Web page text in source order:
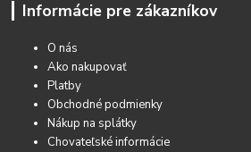
Informácie pre zákazníkov
O nás
Ako nakupovať
Platby
Obchodné podmienky
Nákup na splátky
Chovateľské informácie